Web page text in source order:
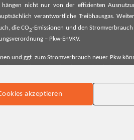
akzeptieren
hängen nicht nur von der effizienten
verantwortliche Treibhausgas.
die CO2-Emissionen und den
– Pkw-EnVKV.
und ggf. zum Stromverbrauch neuer Pkw
ist an allen Verkaufsstellen und bei der